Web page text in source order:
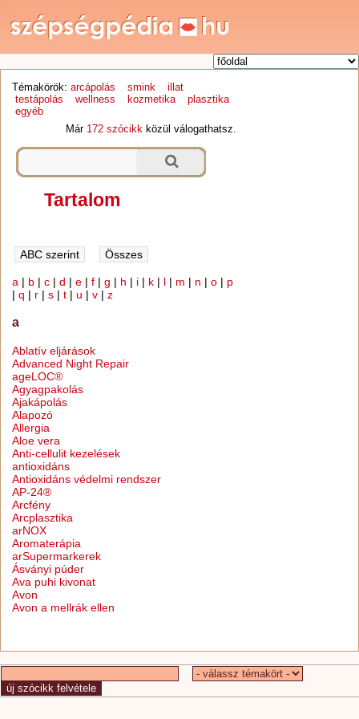
Témakörök: arcápolás smink
illat
testápolás
wellness kozmetika
plasztika
egyéb
Már 172 szócikk közül válogathatsz.
Tartalom
a | b |c |d |e |f |g | h | i | k | l | m | n |o | p
|q | r |s |t |u |v |z
a
Ablatív eljárások
Advanced Night Repair
ageLOC®
Agyagpakolás
Ajakápolás
Alapozó
Allergia
Aloe vera
Anti-cellulit kezelések
antioxidáns
Antioxidáns védelmi rendszer
AP-24®
Arcfény
Arcplasztika
arNOX
Aromaterápia
arSupermarkerek
Ásványi púder
Ava puhi kivonat
Avon
Avon a mellrák ellen